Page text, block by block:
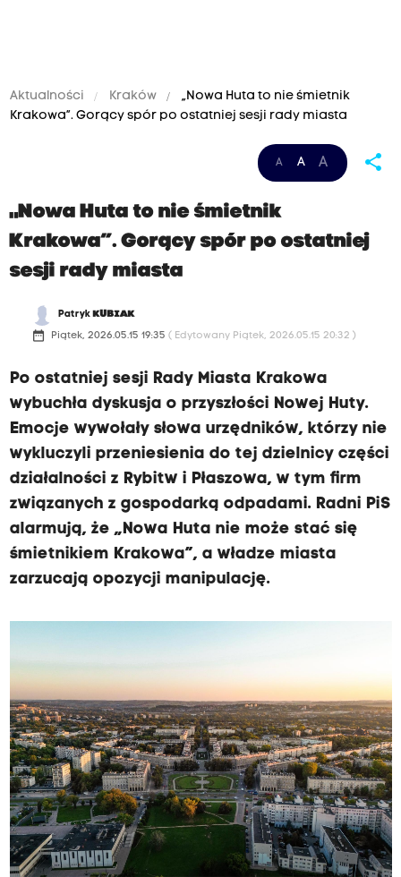
Aktualności Kraków
„Nowa Huta to nie śmietnik
Krakowa”. Gorący spór po ostatniej sesji rady miasta
A A A share
„Nowa Huta to nie śmietnik
Krakowa”. Gorący spór po ostatniej
sesji rady miasta
Patryk KUBIAK
date_range Piątek, 2026.05.15 19:35 ( Edytowany Piątek, 2026.05.15 20:32 )
Po ostatniej sesji Rady Miasta Krakowa
wybuchła dyskusja o przyszłości Nowej Huty.
Emocje wywołały słowa urzędników, którzy nie
wykluczyli przeniesienia do tej dzielnicy części
działalności z Rybitw i Płaszowa, w tym firm
związanych z gospodarką odpadami. Radni PiS
alarmują, że „Nowa Huta nie może stać się
śmietnikiem Krakowa”, a władze miasta
zarzucają opozycji manipulację.